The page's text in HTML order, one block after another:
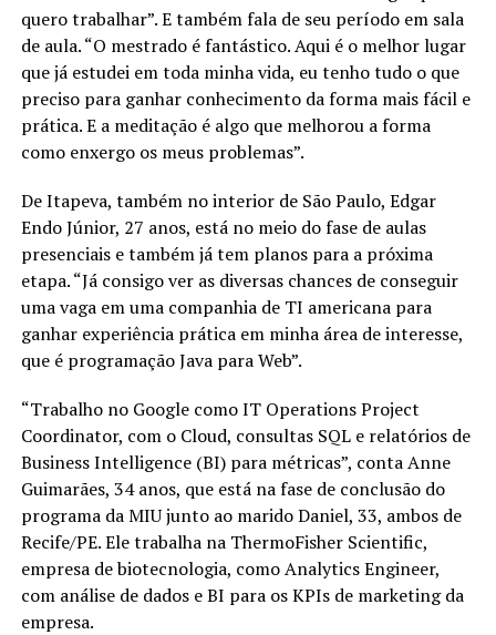
quero trabalhar”. E também fala de seu período em sala
de aula. “O mestrado é fantástico. Aqui é o melhor lugar
que já estudei em toda minha vida, eu tenho tudo o que
preciso para ganhar conhecimento da forma mais fácil e
prática. E a meditação é algo que melhorou a forma
como enxergo os meus problemas”.
De Itapeva, também no interior de São Paulo, Edgar
Endo Júnior, 27 anos, está no meio do fase de aulas
presenciais e também já tem planos para a próxima
etapa. “Já consigo ver as diversas chances de conseguir
uma vaga em uma companhia de TI americana para
ganhar experiência prática em minha área de interesse,
que é programação Java para Web”.
“Trabalho no Google como IT Operations Project
Coordinator, com o Cloud, consultas SQL e relatórios de
Business Intelligence (BI) para métricas”, conta Anne
Guimarães, 34 anos, que está na fase de conclusão do
programa da MIU junto ao marido Daniel, 33, ambos de
Recife/PE. Ele trabalha na ThermoFisher Scientific,
empresa de biotecnologia, como Analytics Engineer,
com análise de dados e BI para os KPIs de marketing da
empresa.